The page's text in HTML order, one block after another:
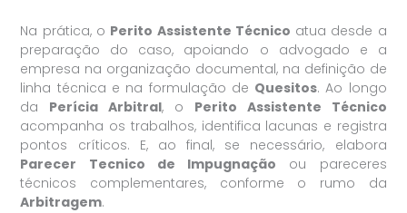
Na prática, o Perito Assistente Técnico atua desde a
preparação do caso, apoiando o advogado e a
empresa na organização documental, na definição de
linha técnica e na formulação de Quesitos. Ao longo
da Perícia Arbitral, o Perito Assistente Técnico
acompanha os trabalhos, identifica lacunas e registra
pontos críticos. E, ao final, se necessário, elabora
Parecer Tecnico de Impugnação ou pareceres
técnicos complementares, conforme o rumo da
Arbitragem.